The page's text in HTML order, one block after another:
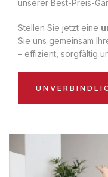
unserer Best-Preis-
Stellen Sie jetzt eine
Sie uns gemeinsam
– effizient, sorgfältig